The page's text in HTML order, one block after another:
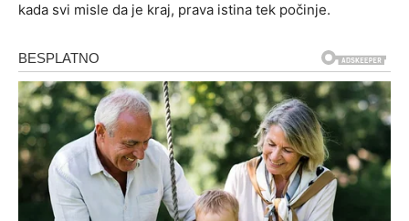
kada svi misle da je kraj, prava istina tek počinje.